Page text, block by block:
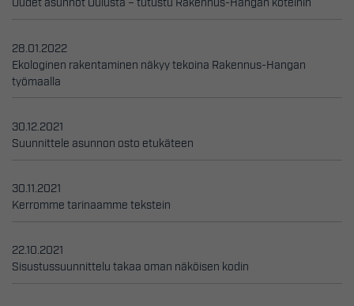
Uudet asunnot Oulusta – tutustu Rakennus-Hangan koteihin
28.01.2022
Ekologinen rakentaminen näkyy tekoina Rakennus-Hangan
työmaalla
30.12.2021
Suunnittele asunnon osto etukäteen
30.11.2021
Kerromme tarinaamme tekstein
22.10.2021
Sisustussuunnittelu takaa oman näköisen kodin